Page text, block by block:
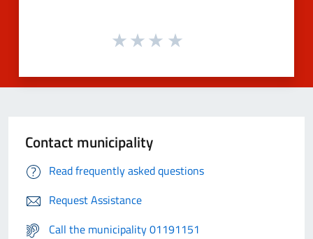
Contact municipality
Read frequently asked questions
Request Assistance
Call the municipality 01191151